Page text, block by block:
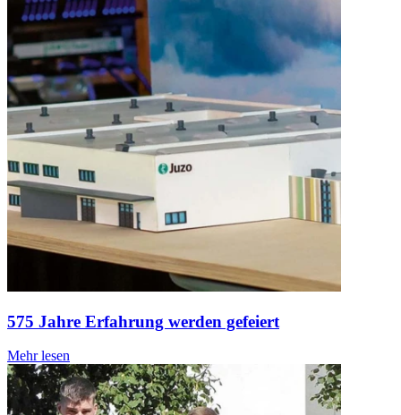
575 Jahre Erfahrung werden gefeiert
Mehr lesen